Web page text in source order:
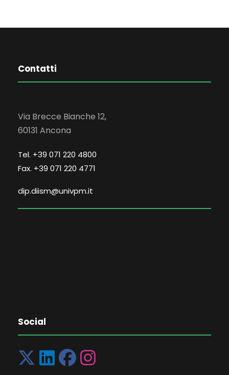
Contatti
Via Brecce Bianche 12,
60131 Ancona
Tel. +39 071 220 4800
Fax. +39 071 220 4771
dip.diism@univpm.it
Social